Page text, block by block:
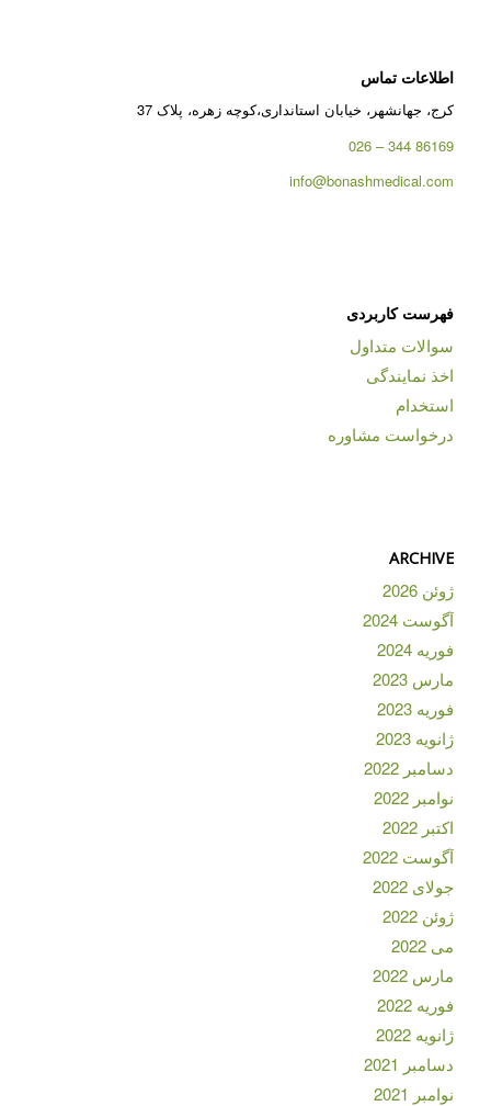
اطلاعات تماس
کرج، جهانشهر، خیابان استانداری،کوچه زهره، پلاک 37
86169 344 – 026
info@bonashmedical.com
فهرست کاربردی
سوالات متداول
اخذ نمایندگی
استخدام
درخواست مشاوره
ARCHIVE
ژوئن 2026
آگوست 2024
فوریه 2024
مارس 2023
فوریه 2023
ژانویه 2023
دسامبر 2022
نوامبر 2022
اکتبر 2022
آگوست 2022
جولای 2022
ژوئن 2022
می 2022
مارس 2022
فوریه 2022
ژانویه 2022
دسامبر 2021
نوامبر 2021